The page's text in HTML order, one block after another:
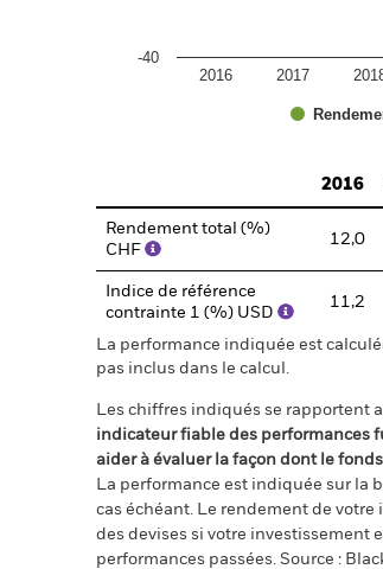
2016 2017
-40
2016
Rendement total (%)
CHF
12,0
Indice de référence
contrainte 1 (%) USD
11,2
La performance indiquée est
pas inclus dans le calcul.
Les chiffres indiqués se rapportent
indicateur fiable des performances
aider à évaluer la façon dont le
La performance est indiquée sur la
cas échéant. Le rendement de
des devises si votre investissement
performances passées. Source :